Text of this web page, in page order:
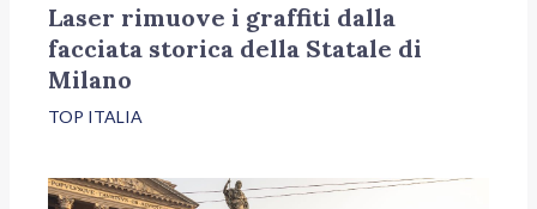
Laser rimuove i graffiti dalla
facciata storica della Statale di
Milano
TOP ITALIA